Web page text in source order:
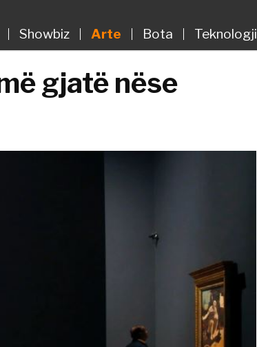
Showbiz Arte Bota Teknologji
gjatë nëse